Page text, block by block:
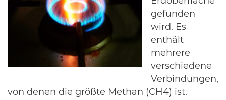
gefunden
wird. Es
enthält
mehrere
verschiedene
Verbindungen,
von denen die größte Methan (CH4) ist.